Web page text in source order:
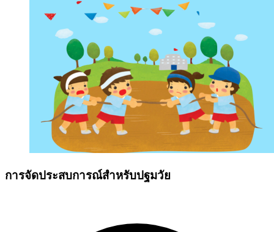
การจัดประสบการณ์สำหรับปฐมวัย